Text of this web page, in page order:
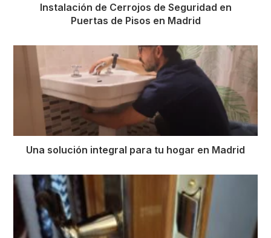
Instalación de Cerrojos de Seguridad en
Puertas de Pisos en Madrid
Una solución integral para tu hogar en Madrid